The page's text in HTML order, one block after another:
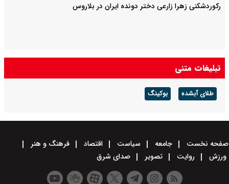
رکوردشکنی زهرا زارعی دختر دونده ایران در بلاروس
تبلیغات متنی
طلای آبشده بوکینگ
صفحه نخست جامعه سیاست اقتصاد
فرهنگ و هنر
ورزش
روایت تصویر صدای شرق